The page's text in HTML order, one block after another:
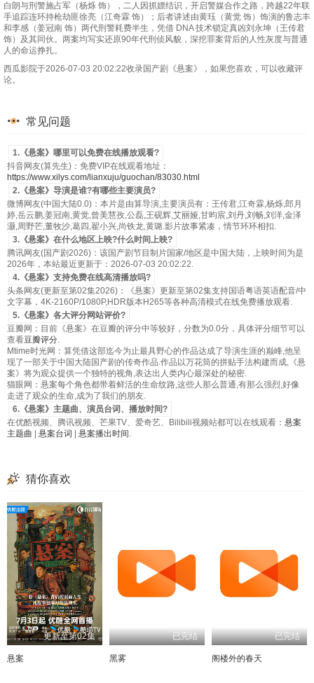
白朗与刑警施占军（杨烁 饰），二人因抓嫖结识，开启警媒合作之路，跨越22年联
手追踪连环持枪劫匪徐亮（江奇霖 饰）；后者讲述由黄珏（黄觉 饰）饰演的鲁志丰
和李感（姜冠南 饰）两代刑警耗费半生，凭借 DNA 技术锁定真凶刘永坤（王传君
饰）及其同伙。两案均写实还原90年代刑侦风貌，深挖罪案背后的人性灰度与普通
人的命运挣扎。
西瓜影院于2026-07-03 20:02:22收录国产剧《悬案》，如果您喜欢，可以收藏评
论。
常见问题
1.《悬案》哪里可以免费在线播放观看?
抖音网友(算先生)：免费VIP在线观看地址：
https://www.xilys.com/lianxuju/guochan/83030.html
2.《悬案》导演是谁?有哪些主要演员?
微博网友(中国大陆0.0)：本片是由算导演,主要演员有：王传君,江奇霖,杨烁,郎月
婷,岳云鹏,姜冠南,黄觉,曾美慧孜,公磊,王砚辉,艾丽娅,甘昀宸,刘丹,刘畅,刘洋,金泽
灏,周野芒,董牧沙,葛四,翟小兴,尚铁龙,黄璐.影片故事紧凑，情节环环相扣.
3.《悬案》在什么地区上映?什么时间上映?
腾讯网友(国产剧2026)：该国产剧节目制片国家/地区是中国大陆，上映时间为是
2026年，本站最近更新于：2026-07-03 20:02:22.
4.《悬案》支持免费在线高清播放吗?
头条网友(更新至第02集2026)：《悬案》更新至第02集支持国语粤语英语配音/中
文字幕，4K-2160P/1080P,HDR版本H265等各种高清模式在线免费播放观看.
5.《悬案》各大评分网站评价?
豆瓣网：目前《悬案》在豆瓣的评分中等较好，分数为0.0分，具体评分细节可以
查看豆瓣评分.
Mtime时光网：算凭借这部迄今为止最具野心的作品达成了导演生涯的巅峰,他呈
现了一部关于中国大陆国产剧的传奇作品.作品以万花筒的拼贴手法构建而成,《悬
案》将为观众提供一个独特的视角,表达出人类内心最深处的秘密.
猫眼网：悬案每个角色都带着鲜活的生命纹路,这些人那么普通,有那么强烈,好像
走进了观众的生命,成为了我们的朋友.
6.《悬案》主题曲、演员台词、播放时间?
在优酷视频、腾讯视频、芒果TV、爱奇艺、Bilibili视频站都可以在线观看： 悬案
主题曲
悬案台词 悬案播出时间 .
猜你喜欢
更新至第02集
悬案
已完结
黑雾
已完结
阁楼外的春天